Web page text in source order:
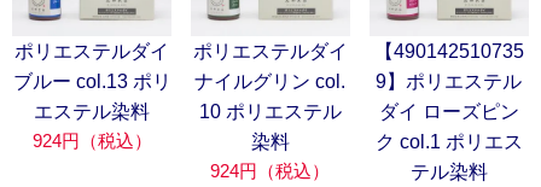
ポリエステルダイ
ブルー col.13 ポリ
エステル染料
924円（税込）
ポリエステルダイ
ナイルグリン col.
10 ポリエステル
染料
924円（税込）
【490142510735
9】ポリエステル
ダイ ローズピン
ク col.1 ポリエス
テル染料